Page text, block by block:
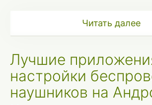
Читать далее
Лучшие
настройки
наушников на